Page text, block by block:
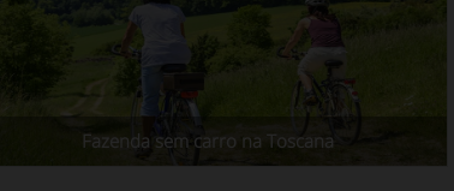
Fazenda sem carro na Toscana